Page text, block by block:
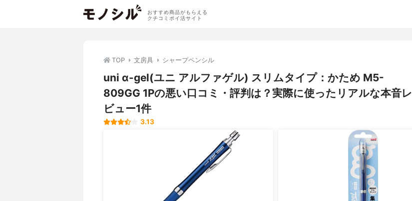
おすすめ商品がもらえる
クチコミポイ活サイト
TOP 文房具 シャープペンシル
uni α-gel(ユニ アルファゲル) スリムタイプ：かため M5-
809GG 1Pの悪い口コミ・評判は？実際に使ったリアルな本音レ
ビュー1件
3.13